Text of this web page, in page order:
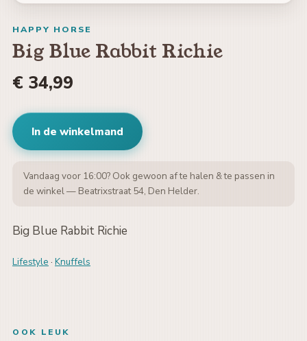
HAPPY HORSE
Big Blue Rabbit Richie
€ 34,99
In de winkelmand
Vandaag voor 16:00? Ook gewoon af te halen & te passen in
de winkel — Beatrixstraat 54, Den Helder.
Big Blue Rabbit Richie
Lifestyle · Knuffels
OOK LEUK